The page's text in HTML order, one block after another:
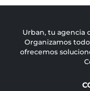
Urban, tu agencia
Organizamos
ofrecemos